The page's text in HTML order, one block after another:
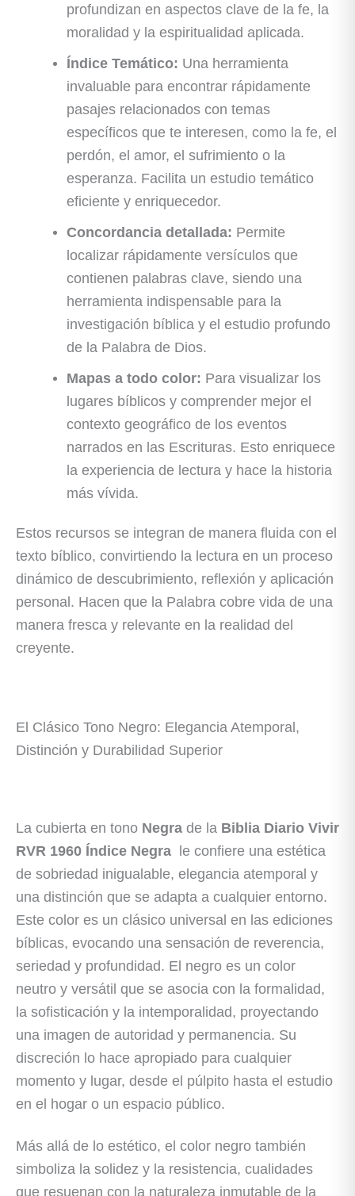
profundizan en aspectos clave de la fe, la
moralidad y la espiritualidad aplicada.
Índice Temático: Una herramienta
invaluable para encontrar rápidamente
pasajes relacionados con temas
específicos que te interesen, como la fe, el
perdón, el amor, el sufrimiento o la
esperanza. Facilita un estudio temático
eficiente y enriquecedor.
Concordancia detallada: Permite
localizar rápidamente versículos que
contienen palabras clave, siendo una
herramienta indispensable para la
investigación bíblica y el estudio profundo
de la Palabra de Dios.
Mapas a todo color: Para visualizar los
lugares bíblicos y comprender mejor el
contexto geográfico de los eventos
narrados en las Escrituras. Esto enriquece
la experiencia de lectura y hace la historia
más vívida.
Estos recursos se integran de manera fluida con el
texto bíblico, convirtiendo la lectura en un proceso
dinámico de descubrimiento, reflexión y aplicación
personal. Hacen que la Palabra cobre vida de una
manera fresca y relevante en la realidad del
creyente.
El Clásico Tono Negro: Elegancia Atemporal,
Distinción y Durabilidad Superior
La cubierta en tono Negra de la Biblia Diario Vivir
RVR 1960 Índice Negra
le confiere una estética
de sobriedad inigualable, elegancia atemporal y
una distinción que se adapta a cualquier entorno.
Este color es un clásico universal en las ediciones
bíblicas, evocando una sensación de reverencia,
seriedad y profundidad. El negro es un color
neutro y versátil que se asocia con la formalidad,
la sofisticación y la intemporalidad, proyectando
una imagen de autoridad y permanencia. Su
discreción lo hace apropiado para cualquier
momento y lugar, desde el púlpito hasta el estudio
en el hogar o un espacio público.
Más allá de lo estético, el color negro también
simboliza la solidez y la resistencia, cualidades
que resuenan con la naturaleza inmutable de la